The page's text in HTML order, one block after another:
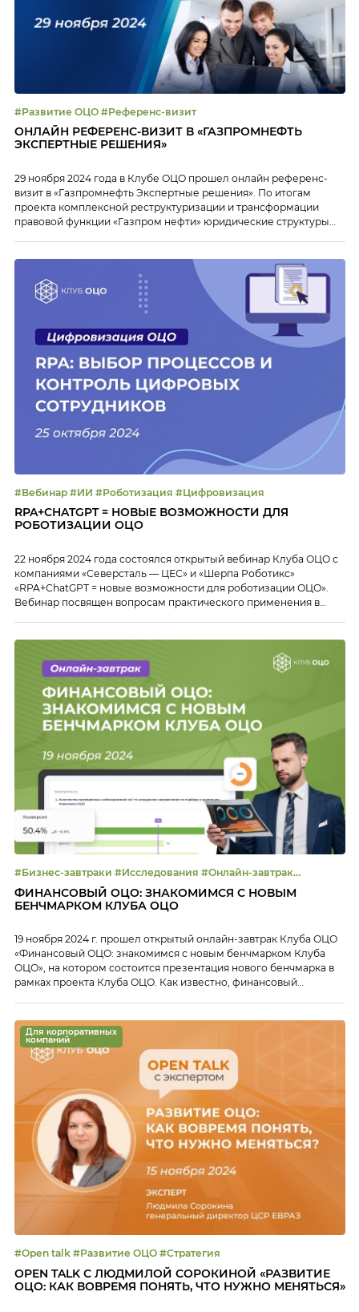
#Развитие ОЦО #Референс-визит
ОНЛАЙН РЕФЕРЕНС-ВИЗИТ В «ГАЗПРОМНЕФТЬ
ЭКСПЕРТНЫЕ РЕШЕНИЯ»
29 ноября 2024 года в Клубе ОЦО прошел онлайн референс-
визит в «Газпромнефть Экспертные решения». По итогам
проекта комплексной реструктуризации и трансформации
правовой функции «Газпром нефти» юридические структуры
«Газпромнефть Экспертные решения» начал свою работу в 2021
году и сегодня осуществляет широкий набор юридических […]
#Вебинар #ИИ #Роботизация #Цифровизация
RPA+CHATGPT = НОВЫЕ ВОЗМОЖНОСТИ ДЛЯ
РОБОТИЗАЦИИ ОЦО
22 ноября 2024 года состоялся открытый вебинар Клуба ОЦО с
компаниями «Северсталь — ЦЕС» и «Шерпа Роботикс»
«RPA+ChatGPT = новые возможности для роботизации ОЦО».
Вебинар посвящен вопросам практического применения в
операций в ОЦО составляют рутинные задачи. Из оставшихся
30% можно легко автоматизировать две […]
#Бизнес-завтраки #Исследования #Онлайн-завтрак
#Управление эффективностью
ФИНАНСОВЫЙ ОЦО: ЗНАКОМИМСЯ С НОВЫМ
БЕНЧМАРКОМ КЛУБА ОЦО
19 ноября 2024 г. прошел открытый онлайн-завтрак Клуба ОЦО
«Финансовый ОЦО: знакомимся с новым бенчмарком Клуба
ОЦО», на котором состоится презентация нового бенчмарка в
рамках проекта Клуба ОЦО. Как известно, финансовый
кредиторской задолженностями, казначейских сервисов и т.п.
— централизуется в […]
Для корпоративных
компаний
#Open talk #Развитие ОЦО #Стратегия
OPEN TALK С ЛЮДМИЛОЙ СОРОКИНОЙ «РАЗВИТИЕ
ОЦО: КАК ВОВРЕМЯ ПОНЯТЬ, ЧТО НУЖНО МЕНЯТЬСЯ»